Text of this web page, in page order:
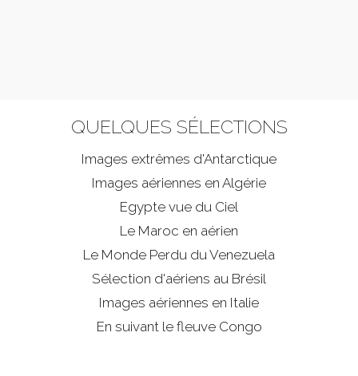
QUELQUES SÉLECTIONS
Images extrêmes d'Antarctique
Images aériennes en Algérie
Egypte vue du Ciel
Le Maroc en aérien
Le Monde Perdu du Venezuela
Sélection d'aériens au Brésil
Images aériennes en Italie
En suivant le fleuve Congo